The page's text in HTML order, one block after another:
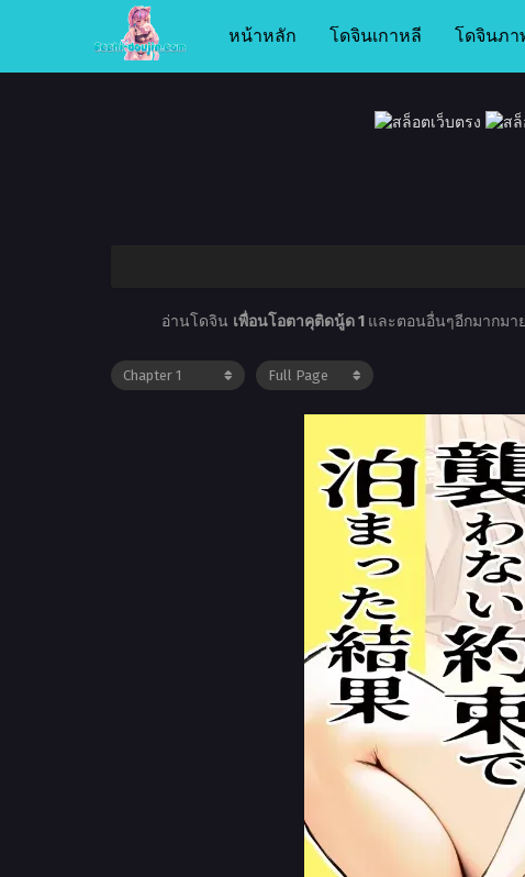
หน้าหลัก โดจินเกาหลี โดจินภา
อ่านโดจิน เพื่อนโอตาคุติดนู้ด 1 และตอนอื่นๆอีกมากมา